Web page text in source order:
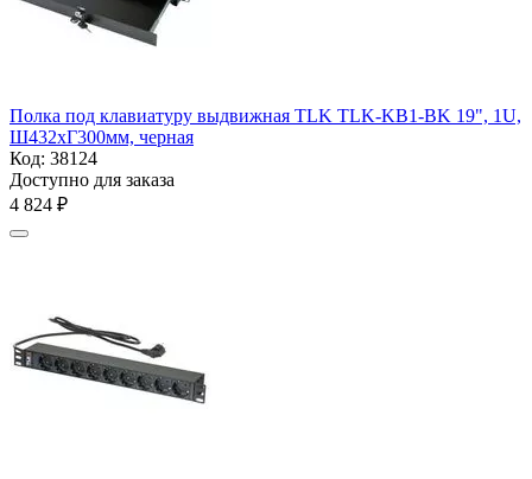
Полка под клавиатуру выдвижная TLK TLK-KB1-BK 19", 1U,
Ш432хГ300мм, черная
Код: 38124
Доступно для заказа
4 824 ₽